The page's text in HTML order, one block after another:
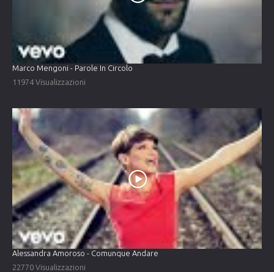
Marco Mengoni - Parole In Circolo
11974 Visualizzazioni
Alessandra Amoroso - Comunque Andare
22770 Visualizzazioni